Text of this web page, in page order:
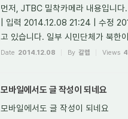
먼저, JTBC 밀착카메라 내용입니
| 입력 2014.12.08 21:24 | 수정
고 있습니다. 일부 시민단체가 북한
Date 2014.12.08 By 갈렙 Views
모바일에서도 글 작성이 되네요
모바일에서도 글 작성이 되네요